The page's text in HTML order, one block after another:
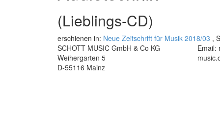
(Lieblings-CD)
erschienen in: Neue Zeitschrift für Musik 2018/03 ,
SCHOTT MUSIC GmbH & Co KG
Weihergarten 5
D-55116 Mainz
Email: